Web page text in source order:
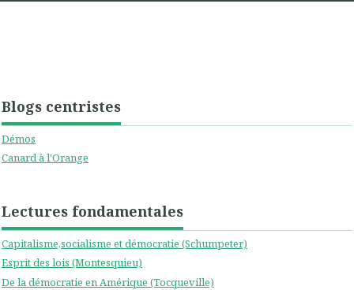
Blogs centristes
Démos
Canard à l'Orange
Lectures fondamentales
Capitalisme,socialisme et démocratie (Schumpeter)
Esprit des lois (Montesquieu)
De la démocratie en Amérique (Tocqueville)